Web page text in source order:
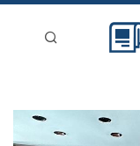
新聞稿分類